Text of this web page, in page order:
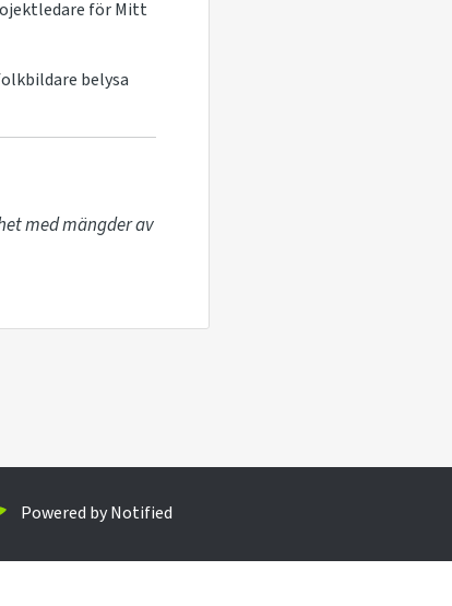
för Mitt
belysa
med mängder av
Powered by Notified